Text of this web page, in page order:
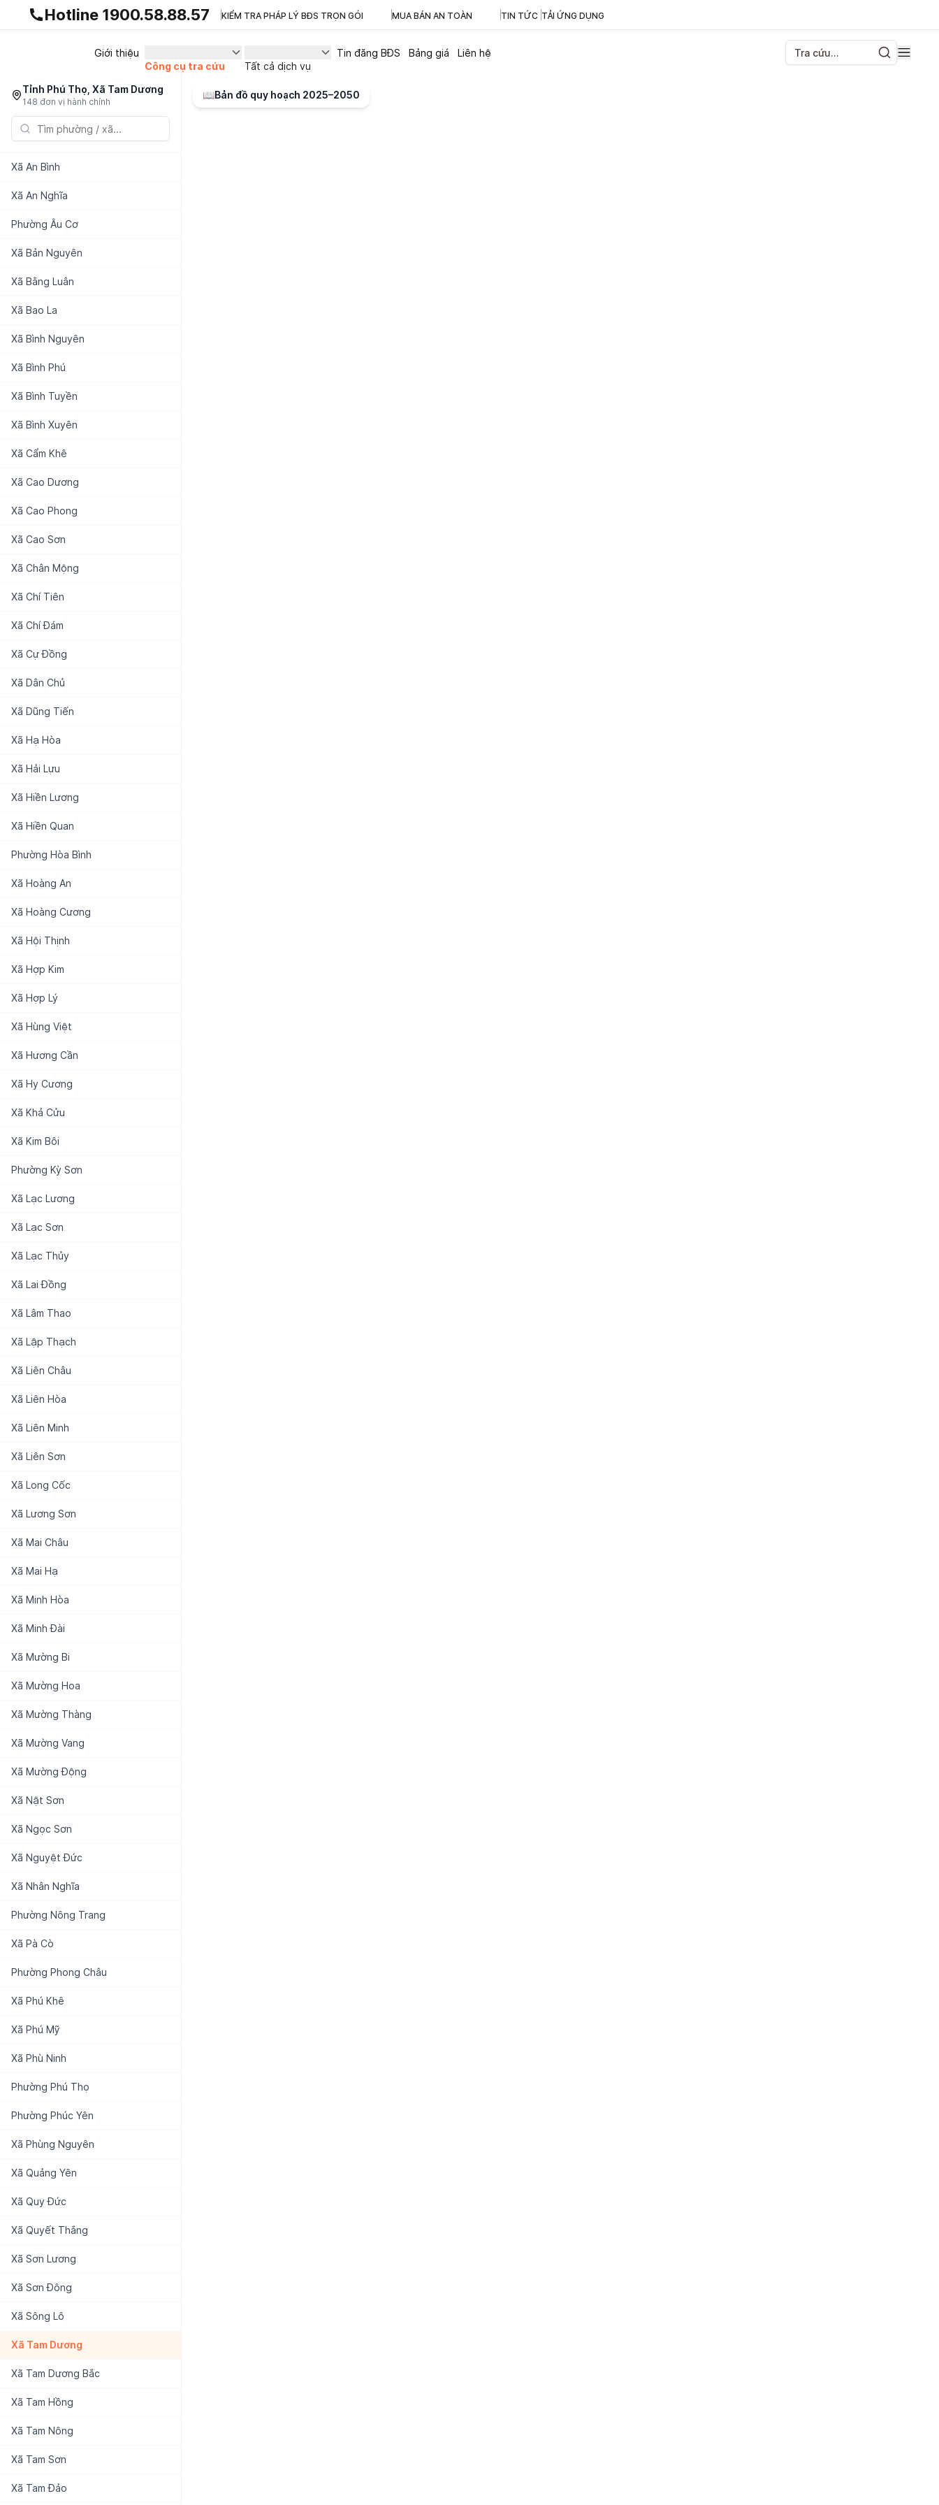
Gnhà production - v1.0.0
Hotline 1900.58.88.57 KIỂM TRA PHÁP LÝ BĐS TRỌN GÓI MUA BÁN AN TOÀN TIN TỨC TẢI ỨNG DỤNG
Giới thiệu
Công cụ tra cứu
Tất cả dịch vụ
Tin đăng BĐS Bảng giá Liên hệ
Tỉnh Phú Thọ, Xã Tam Dương
148 đơn vị hành chính
Xã An Bình
Xã An Nghĩa
Phường Âu Cơ
Xã Bản Nguyên
Xã Bằng Luân
Xã Bao La
Xã Bình Nguyên
Xã Bình Phú
Xã Bình Tuyền
Xã Bình Xuyên
Xã Cẩm Khê
Xã Cao Dương
Xã Cao Phong
Xã Cao Sơn
Xã Chân Mộng
Xã Chí Tiên
Xã Chí Đám
Xã Cự Đồng
Xã Dân Chủ
Xã Dũng Tiến
Xã Hạ Hòa
Xã Hải Lựu
Xã Hiền Lương
Xã Hiền Quan
Phường Hòa Bình
Xã Hoàng An
Xã Hoàng Cương
Xã Hội Thịnh
Xã Hợp Kim
Xã Hợp Lý
Xã Hùng Việt
Xã Hương Cần
Xã Hy Cương
Xã Khả Cửu
Xã Kim Bôi
Phường Kỳ Sơn
Xã Lạc Lương
Xã Lạc Sơn
Xã Lạc Thủy
Xã Lai Đồng
Xã Lâm Thao
Xã Lập Thạch
Xã Liên Châu
Xã Liên Hòa
Xã Liên Minh
Xã Liên Sơn
Xã Long Cốc
Xã Lương Sơn
Xã Mai Châu
Xã Mai Hạ
Xã Minh Hòa
Xã Minh Đài
Xã Mường Bi
Xã Mường Hoa
Xã Mường Thàng
Xã Mường Vang
Xã Mường Động
Xã Nật Sơn
Xã Ngọc Sơn
Xã Nguyệt Đức
Xã Nhân Nghĩa
Phường Nông Trang
Xã Pà Cò
Phường Phong Châu
Xã Phú Khê
Xã Phú Mỹ
Xã Phù Ninh
Phường Phú Thọ
Phường Phúc Yên
Xã Phùng Nguyên
Xã Quảng Yên
Xã Quy Đức
Xã Quyết Thắng
Xã Sơn Lương
Xã Sơn Đông
Xã Sông Lô
Xã Tam Dương
Xã Tam Dương Bắc
Xã Tam Hồng
Xã Tam Nông
Xã Tam Sơn
Xã Tam Đảo
📖Bản đồ quy hoạch 2025–2050